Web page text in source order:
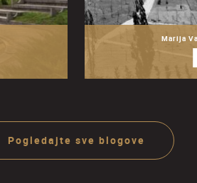
Marija
Pogledajte sve blogove